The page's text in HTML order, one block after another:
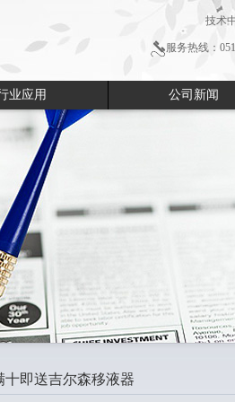
技术
服务热线：
业应用 公司新闻
十即送吉尔森移液器